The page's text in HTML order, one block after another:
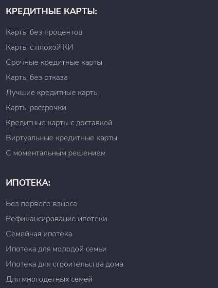
КРЕДИТНЫЕ КАРТЫ:
Карты без процентов
Карты с плохой КИ
Срочные кредитные карты
Карты без отказа
Лучшие кредитные карты
Карты рассрочки
Кредитные карты с доставкой
Виртуальные кредитные карты
С моментальным решением
ИПОТЕКА:
Без первого взноса
Рефинансирование ипотеки
Семейная ипотека
Ипотека для молодой семьи
Ипотека для строительства дома
Для многодетных семей